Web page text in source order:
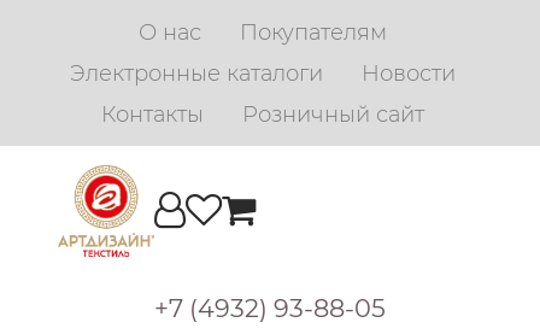
О нас
Покупателям
Электронные каталоги
Новости
Контакты
Розничный сайт
+7 (4932) 93-88-05